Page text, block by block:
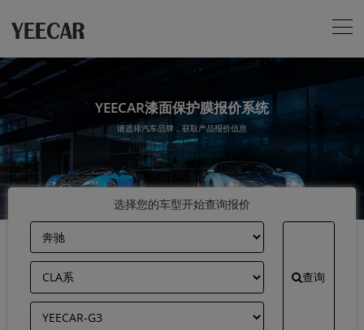
YEECAR漆面保护膜报价系统
请选择汽车品牌，获取产品报价信息
选择您的车型开始查询报价
查询